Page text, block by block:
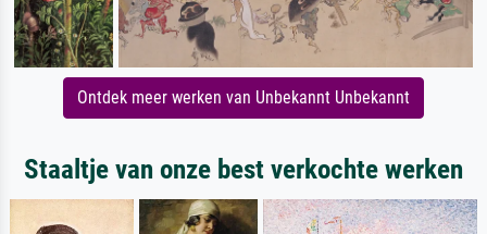
Ontdek meer werken van Unbekannt Unbekannt
Staaltje van onze best verkochte werken